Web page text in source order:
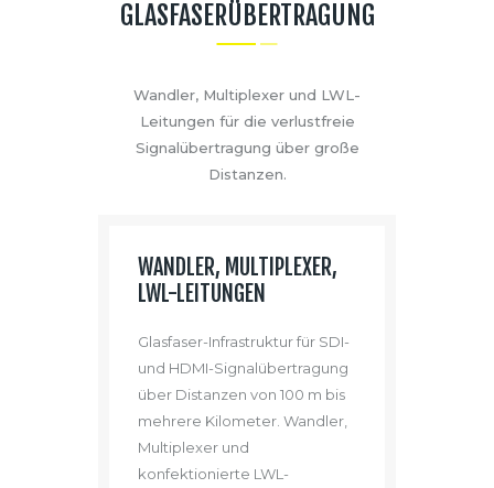
ÜBER AVT
GLASFASERÜBERTRAGUNG
Wandler, Multiplexer und LWL-
Leitungen für die verlustfreie
Signalübertragung über große
Distanzen.
WANDLER, MULTIPLEXER,
LWL-LEITUNGEN
Glasfaser-Infrastruktur für SDI-
und HDMI-Signalübertragung
über Distanzen von 100 m bis
mehrere Kilometer. Wandler,
Multiplexer und
konfektionierte LWL-